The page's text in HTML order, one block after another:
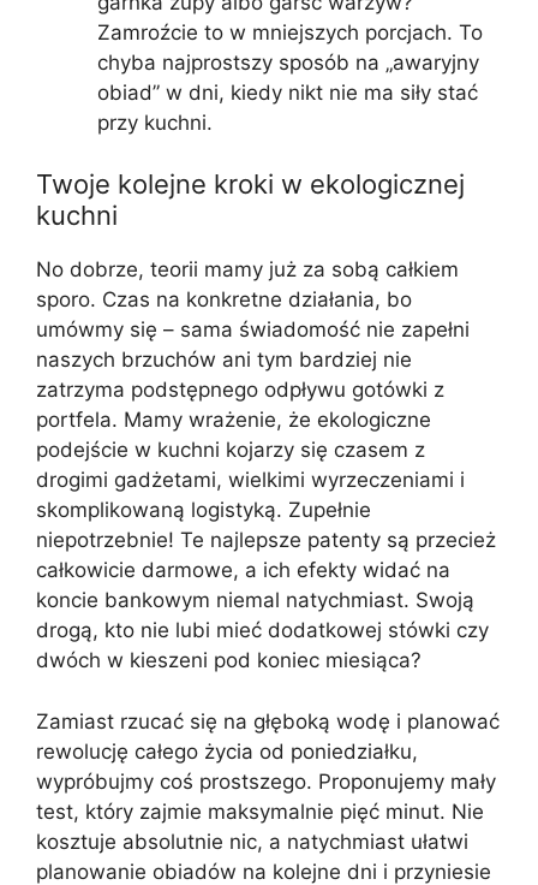
Zamroźcie to w mniejszych porcjach. To
chyba najprostszy sposób na „awaryjny
obiad” w dni, kiedy nikt nie ma siły stać
przy kuchni.
Twoje kolejne kroki w ekologicznej
kuchni
No dobrze, teorii mamy już za sobą całkiem
sporo. Czas na konkretne działania, bo
umówmy się – sama świadomość nie zapełni
naszych brzuchów ani tym bardziej nie
zatrzyma podstępnego odpływu gotówki z
portfela. Mamy wrażenie, że ekologiczne
podejście w kuchni kojarzy się czasem z
drogimi gadżetami, wielkimi wyrzeczeniami i
skomplikowaną logistyką. Zupełnie
niepotrzebnie! Te najlepsze patenty są przecież
całkowicie darmowe, a ich efekty widać na
koncie bankowym niemal natychmiast. Swoją
drogą, kto nie lubi mieć dodatkowej stówki czy
dwóch w kieszeni pod koniec miesiąca?
Zamiast rzucać się na głęboką wodę i planować
rewolucję całego życia od poniedziałku,
wypróbujmy coś prostszego. Proponujemy mały
test, który zajmie maksymalnie pięć minut. Nie
kosztuje absolutnie nic, a natychmiast ułatwi
planowanie obiadów na kolejne dni i przyniesie